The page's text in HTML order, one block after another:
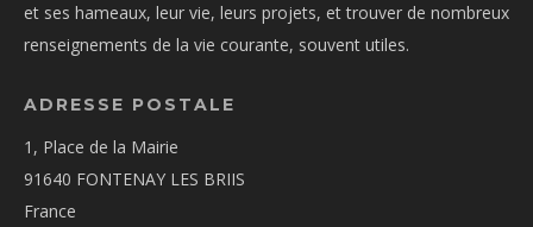
et ses hameaux, leur vie, leurs projets, et trouver de nombreux
renseignements de la vie courante, souvent utiles.
ADRESSE POSTALE
1, Place de la Mairie
91640 FONTENAY LES BRIIS
France